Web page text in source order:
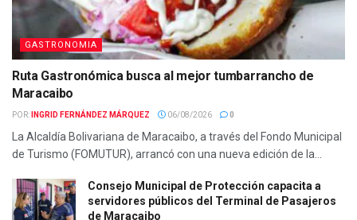
GASTRONOMIA
Ruta Gastronómica busca al mejor tumbarrancho de
Maracaibo
POR: INGRID FERNÁNDEZ MÁRQUEZ 06/08/2026 0
La Alcaldía Bolivariana de Maracaibo, a través del Fondo Municipal
de Turismo (FOMUTUR), arrancó con una nueva edición de la...
Consejo Municipal de Protección capacita a
servidores públicos del Terminal de Pasajeros
de Maracaibo